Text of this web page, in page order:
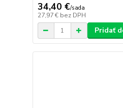
34,40 €/sada
27,97 € bez DPH
Pridať